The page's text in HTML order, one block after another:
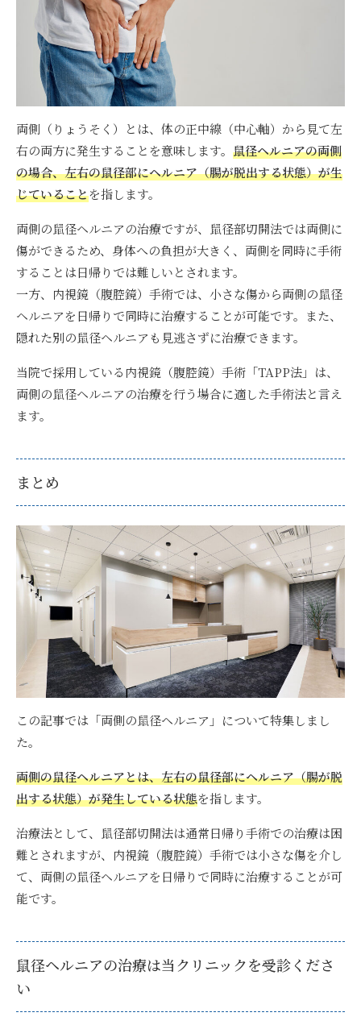
両側（りょうそく）とは、体の正中線（中心軸）から見て左
右の両方に発生することを意味します。 鼠径ヘルニアの両側
の場合、左右の鼠径部にヘルニア（腸が脱出する状態）が生
じていることを指します。
両側の鼠径ヘルニアの治療ですが、鼠径部切開法では両側に
傷ができるため、身体への負担が大きく、両側を同時に手術
することは日帰りでは難しいとされます。
一方、内視鏡（腹腔鏡）手術では、小さな傷から両側の鼠径
ヘルニアを日帰りで同時に治療することが可能です。 また、
隠れた別の鼠径ヘルニアも見逃さずに治療できます。
当院で採用している内視鏡（腹腔鏡）手術「TAPP法」は、
両側の鼠径ヘルニアの治療を行う場合に適した手術法と言え
ます。
まとめ
この記事では「両側の鼠径ヘルニア」について特集しまし
た。
両側の鼠径ヘルニアとは、左右の鼠径部にヘルニア（腸が脱
出する状態）が発生している状態を指します。
治療法として、鼠径部切開法は通常日帰り手術での治療は困
難とされますが、内視鏡（腹腔鏡）手術では小さな傷を介し
て、両側の鼠径ヘルニアを日帰りで同時に治療することが可
能です。
鼠径ヘルニアの治療は当クリニックを受診くださ
い